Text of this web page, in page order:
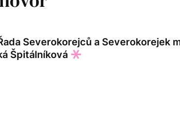
Severokorejců a Severokorejek
Špitálníková